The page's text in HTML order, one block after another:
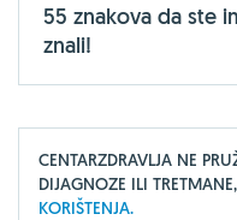
55 znakova da ste
znali!
CENTARZDRAVLJA NE
DIJAGNOZE ILI
KORIŠTENJA.